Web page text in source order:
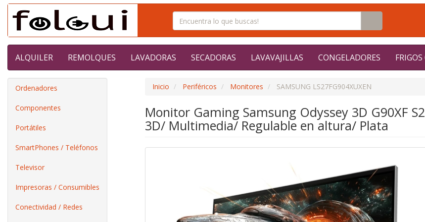
ALQUILER REMOLQUES LAVADORAS SECADORAS LAVAVAJILLAS CONGELADORES
Ordenadores
Componentes
Portátiles
SmartPhones / Teléfonos
Televisor
Impresoras / Consumibles
Conectividad / Redes
Inicio Periféricos Monitores SAMSUNG LS27FG904XUXEN
Monitor Gaming Samsung Odyssey 3D G90XF
3D/ Multimedia/ Regulable en altura/ Plata